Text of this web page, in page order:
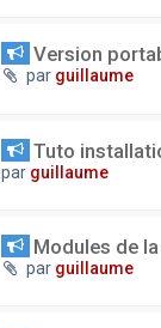
Version
par guillaume
Tuto
par guillaume
Modules de
par guillaume